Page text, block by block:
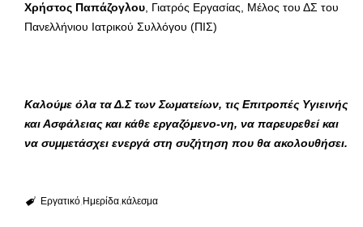
Χρήστος Παπάζογλου , Γιατρός Εργασίας, Μέλος του ΔΣ του
Πανελλήνιου Ιατρικού Συλλόγου (ΠΙΣ)
Καλούμε όλα τα Δ.Σ των Σωματείων, τις Επιτροπές Υγιεινής
και Ασφάλειας και κάθε εργαζόμενο-νη, να παρευρεθεί και
να συμμετάσχει ενεργά στη συζήτηση που θα ακολουθήσει.
Εργατικό Ημερίδα κάλεσμα